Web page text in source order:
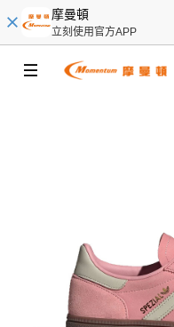
摩曼頓
立刻使用官方APP